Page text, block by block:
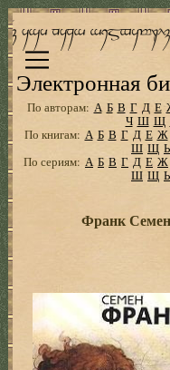
Электронная
По авторам: А Б В Г Д Е
Ч Ш Щ
По книгам: А Б В Г Д Е Ж
Ш Щ
По сериям: А Б В Г Д Е Ж
Ш Щ
Франк Семен